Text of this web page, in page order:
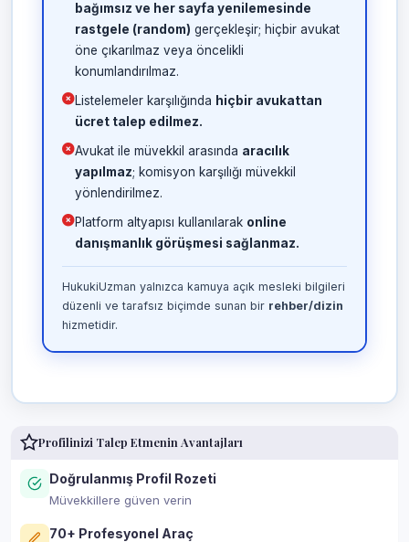
bağımsız ve her sayfa yenilemesinde
rastgele (random) gerçekleşir; hiçbir avukat
öne çıkarılmaz veya öncelikli
konumlandırılmaz.
Listelemeler karşılığında hiçbir avukattan
ücret talep edilmez.
Avukat ile müvekkil arasında aracılık
yapılmaz; komisyon karşılığı müvekkil
yönlendirilmez.
Platform altyapısı kullanılarak online
danışmanlık görüşmesi sağlanmaz.
HukukiUzman yalnızca kamuya açık mesleki bilgileri
düzenli ve tarafsız biçimde sunan bir rehber/dizin
hizmetidir.
Profilinizi Talep Etmenin Avantajları
Doğrulanmış Profil Rozeti
Müvekkillere güven verin
70+ Profesyonel Araç